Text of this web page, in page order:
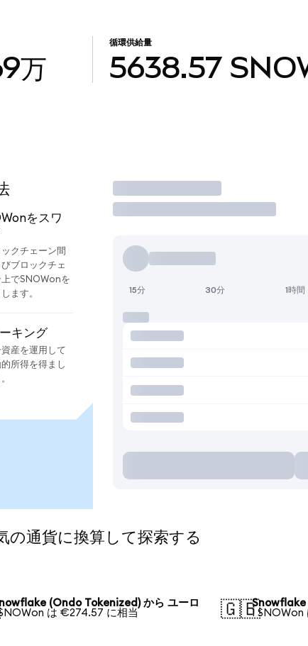
万
循環供給量
5638.57
をスワ
クチェーン間
ブロックチェ
上でSNOWonを
ます。
キング
資産を運用して
所得を得まし
取引
15分 30分 1時間
貨に換算して探索する
(Ondo Tokenized) から ユーロ
は €274.57 に相当
🇬🇧Snowflake
1 SNOWon